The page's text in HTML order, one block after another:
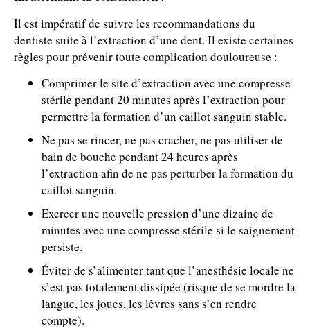
Il est impératif de suivre les recommandations du
dentiste suite à l’extraction d’une dent. Il existe certaines
règles pour prévenir toute complication douloureuse :
Comprimer le site d’extraction avec une compresse
stérile pendant 20 minutes après l’extraction pour
permettre la formation d’un caillot sanguin stable.
Ne pas se rincer, ne pas cracher, ne pas utiliser de
bain de bouche pendant 24 heures après
l’extraction afin de ne pas perturber la formation du
caillot sanguin.
Exercer une nouvelle pression d’une dizaine de
minutes avec une compresse stérile si le saignement
persiste.
Éviter de s’alimenter tant que l’anesthésie locale ne
s’est pas totalement dissipée (risque de se mordre la
langue, les joues, les lèvres sans s’en rendre
compte).